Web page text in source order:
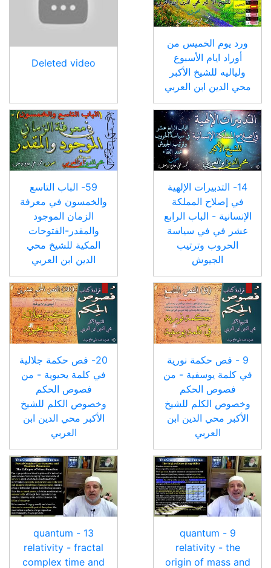
ورد يوم الخميس من
أوراد ايام الأسبوع
ولياليه للشيخ الأكبر
محي الدين ابن العربي
Deleted video
14- التدبيرات الإلهية
في إصلاح المملكة
الإنسانية - الباب الرابع
عشر في في سياسة
الحروب وترتيب
الجيوش
59- الباب التاسع
والخمسون في معرفة
الزمان الموجود
والمقدر-الفتوحات
المكية للشيخ محي
الدين ابن العربي
9 - فص حكمة نورية
في كلمة يوسفية - من
فصوص الحكم
وخصوص الكلم للشيخ
الأكبر محي الدين ابن
العربي
20- فص حكمة جلالية
في كلمة يحيوية - من
فصوص الحكم
وخصوص الكلم للشيخ
الأكبر محي الدين ابن
العربي
9 - quantum
relativity - the
origin of mass and
13 - quantum
relativity - fractal
complex time and